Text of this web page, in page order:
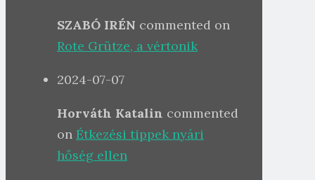
SZABÓ IRÉN commented on
Rote Grütze, a vértonik
2024-07-07
Horváth Katalin commented
on Étkezési tippek nyári
hőség ellen